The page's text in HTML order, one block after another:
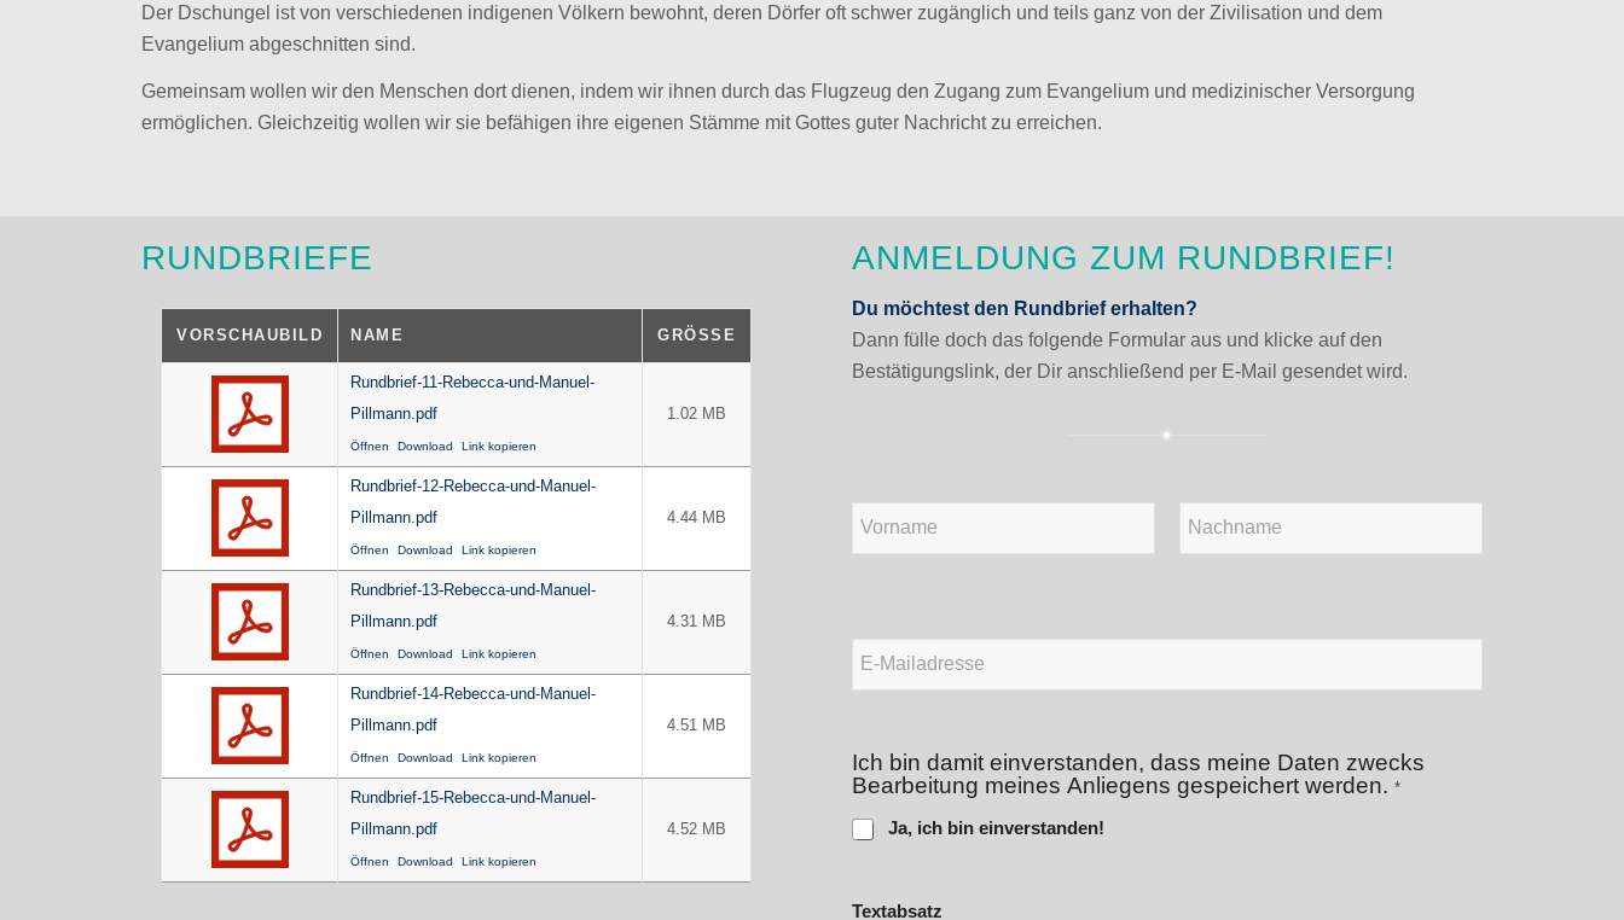
Der Dschungel ist von verschiedenen indigenen Völkern bewohnt, deren Dörfer oft schwer zugänglich und teils ganz von der Zivilisation und dem
Evangelium abgeschnitten sind.
Gemeinsam wollen wir den Menschen dort dienen, indem wir ihnen durch das Flugzeug den Zugang zum Evangelium und medizinischer Versorgung
ermöglichen. Gleichzeitig wollen wir sie befähigen ihre eigenen Stämme mit Gottes guter Nachricht zu erreichen.
RUNDBRIEFE
VORSCHAUBILD NAME GRÖSSE
Rundbrief-11-Rebecca-und-Manuel-
Pillmann.pdf
Öffnen Download Link kopieren
1.02 MB
Rundbrief-12-Rebecca-und-Manuel-
Pillmann.pdf
Öffnen Download Link kopieren
4.44 MB
Rundbrief-13-Rebecca-und-Manuel-
Pillmann.pdf
Öffnen Download Link kopieren
4.31 MB
Rundbrief-14-Rebecca-und-Manuel-
Pillmann.pdf
Öffnen Download Link kopieren
4.51 MB
Rundbrief-15-Rebecca-und-Manuel-
Pillmann.pdf
Öffnen Download Link kopieren
4.52 MB
ANMELDUNG ZUM RUNDBRIEF!
Du möchtest den Rundbrief erhalten?
Dann fülle doch das folgende Formular aus und klicke auf den
Bestätigungslink, der Dir anschließend per E-Mail gesendet wird.
a
m
M
*
Ich bin damit einverstanden, dass meine Daten zwecks
Bearbeitung meines Anliegens gespeichert werden.*
Ja, ich bin einverstanden!
Textabsatz